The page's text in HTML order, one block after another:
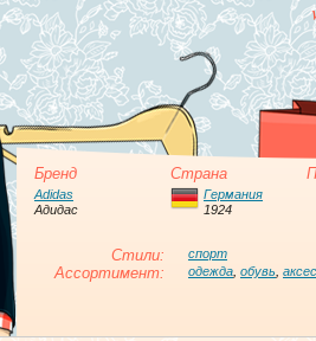
Бренд Страна
Adidas
Адидас
Германия
1924
Стили: спорт
Ассортимент: одежда обувь